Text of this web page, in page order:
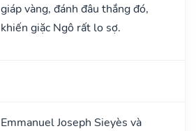
giáp vàng, đánh đâu thắng đó,
khiến giặc Ngô rất lo sợ.
Emmanuel Joseph Sieyès và